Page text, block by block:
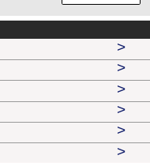
>
>
>
>
>
>